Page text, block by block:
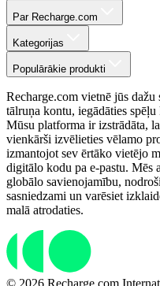
Par Recharge.com
Kategorijas
Populārākie produkti
Recharge.com vietnē jūs
tālruņa kontu, iegādāties
Mūsu platforma ir izstrādāta,
vienkārši izvēlieties vēlamo
izmantojot sev ērtāko vietējo
digitālo kodu pa e-pastu. Mēs
globālo savienojamību,
sasniedzami un varēsiet
malā atrodaties.